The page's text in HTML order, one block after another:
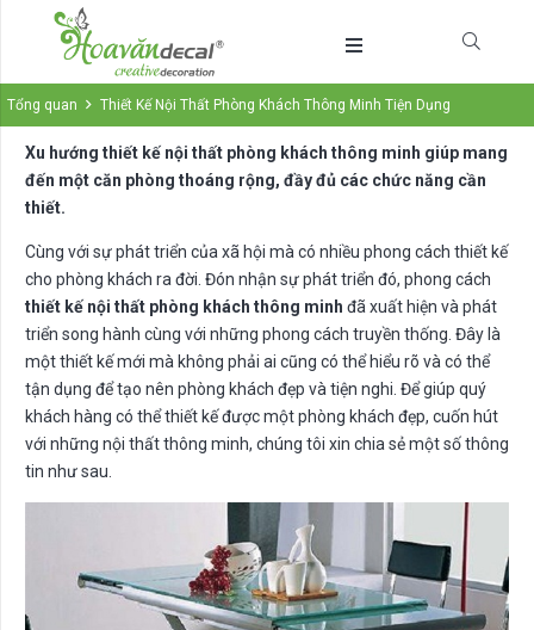
Tổng quan Thiết Kế Nội Thất Phòng Khách Thông Minh Tiện Dụng
Xu hướng thiết kế nội thất phòng khách thông minh giúp mang
đến một căn phòng thoáng rộng, đầy đủ các chức năng cần
thiết.
Cùng với sự phát triển của xã hội mà có nhiều phong cách thiết kế
cho phòng khách ra đời. Đón nhận sự phát triển đó, phong cách
thiết kế nội thất phòng khách thông minh đã xuất hiện và phát
triển song hành cùng với những phong cách truyền thống. Đây là
một thiết kế mới mà không phải ai cũng có thể hiểu rõ và có thể
tận dụng để tạo nên phòng khách đẹp và tiện nghi. Để giúp quý
khách hàng có thể thiết kế được một phòng khách đẹp, cuốn hút
với những nội thất thông minh, chúng tôi xin chia sẻ một số thông
tin như sau.